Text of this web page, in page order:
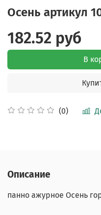
Осень артикул
(0)
182.52 руб
В
Описание
панно ажурное Осень